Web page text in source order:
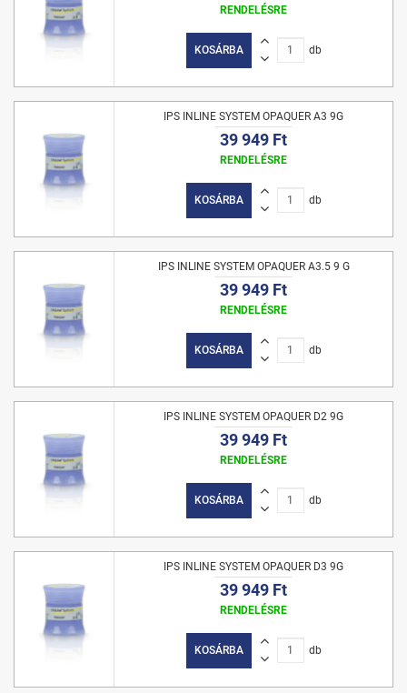
RENDELÉSRE
KOSÁRBA db
IPS INLINE SYSTEM OPAQUER A3 9G
39 949 Ft
RENDELÉSRE
KOSÁRBA db
IPS INLINE SYSTEM OPAQUER A3.5 9 G
39 949 Ft
RENDELÉSRE
KOSÁRBA db
IPS INLINE SYSTEM OPAQUER D2 9G
39 949 Ft
RENDELÉSRE
KOSÁRBA db
IPS INLINE SYSTEM OPAQUER D3 9G
39 949 Ft
RENDELÉSRE
KOSÁRBA db